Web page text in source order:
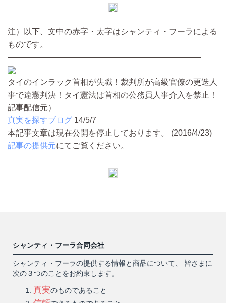
注）以下、文中の赤字・太字はシャンティ・フーラによる
ものです。
————————————————————————
タイのインラック首相が失職！裁判所が高級官僚の更迭人
事で違憲判決！タイ憲法は首相の公務員人事介入を禁止！
記事配信元）
真実を探すブログ 14/5/7
本記事文章は現在公開を停止しております。 (2016/4/23)
記事の提供元にてご覧ください。
シャンティ・フーラ合同会社
シャンティ・フーラの提供する情報と商品について、 皆さまに
次の３つのことをお約束します。
真実のものであること